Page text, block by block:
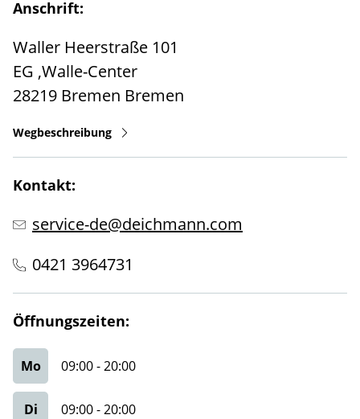
Anschrift:
Waller Heerstraße 101
EG ,Walle-Center
28219 Bremen Bremen
Wegbeschreibung
Kontakt:
service-de@deichmann.com
0421 3964731
Öffnungszeiten:
Mo 09:00-20:00
Di 09:00-20:00